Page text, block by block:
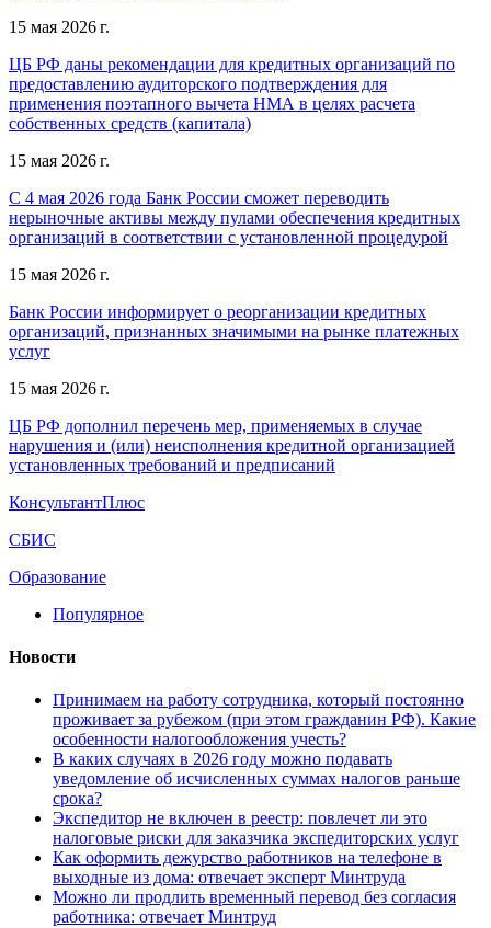
15 мая 2026 г.
ЦБ РФ даны рекомендации для кредитных организаций по
предоставлению аудиторского подтверждения для
применения поэтапного вычета НМА в целях расчета
собственных средств (капитала)
15 мая 2026 г.
С 4 мая 2026 года Банк России сможет переводить
нерыночные активы между пулами обеспечения кредитных
организаций в соответствии с установленной процедурой
15 мая 2026 г.
Банк России информирует о реорганизации кредитных
организаций, признанных значимыми на рынке платежных
услуг
15 мая 2026 г.
ЦБ РФ дополнил перечень мер, применяемых в случае
нарушения и (или) неисполнения кредитной организацией
установленных требований и предписаний
КонсультантПлюс
СБИС
Образование
Популярное
Новости
Принимаем на работу сотрудника, который постоянно
проживает за рубежом (при этом гражданин РФ). Какие
особенности налогообложения учесть?
В каких случаях в 2026 году можно подавать
уведомление об исчисленных суммах налогов раньше
срока?
Экспедитор не включен в реестр: повлечет ли это
налоговые риски для заказчика экспедиторских услуг
Как оформить дежурство работников на телефоне в
выходные из дома: отвечает эксперт Минтруда
Можно ли продлить временный перевод без согласия
работника: отвечает Минтруд